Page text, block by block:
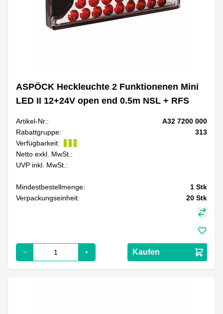
ASPÖCK Heckleuchte 2 Funktionenen Mini
LED II 12+24V open end 0.5m NSL + RFS
Artikel-Nr.:
A32 7200 000
Rabattgruppe:
313
Verfügbarkeit:
Netto exkl. MwSt.:
UVP inkl. MwSt.:
Mindestbestellmenge: 1 Stk
Verpackungseinheit:
20 Stk
Kaufen